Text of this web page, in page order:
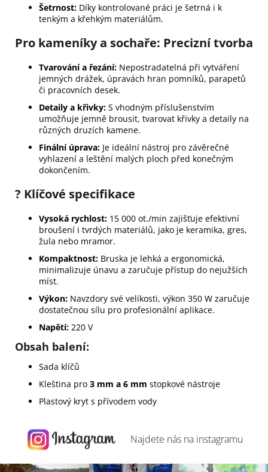
Šetrnost: Díky kontrolované práci je šetrná i k
tenkým a křehkým materiálům.
Pro kameníky a sochaře: Precizní tvorba
Tvarování a řezání: Nepostradatelná při vytváření
jemných drážek, úpravách hran pomníků, parapetů
či pracovních desek.
Detaily a křivky: S vhodným příslušenstvím
umožňuje jemně brousit, tvarovat křivky a detaily na
různých druzích kamene.
Finální úprava: Je ideální nástroj pro závěrečné
vyhlazení a leštění malých ploch před konečným
dokončením.
? Klíčové specifikace
Vysoká rychlost: 15 000 ot./min zajišťuje efektivní
broušení i tvrdých materiálů, jako je keramika, gres,
žula nebo mramor.
Kompaktnost: Bruska je lehká a ergonomická,
minimalizuje únavu a zaručuje přístup do nejužších
míst.
Výkon: Navzdory své velikosti, výkon 350 W zaručuje
dostatečnou sílu pro profesionální aplikace.
Napětí: 220 V
Obsah balení:
Sada klíčů
Kleština pro 3 mm a 6 mm stopkové nástroje
Plastový kryt s přívodem vody
Najdete nás na instagramu